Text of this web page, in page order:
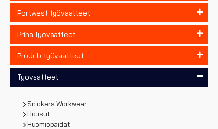
Portwest työvaatteet
Priha työvaatteet
ProJob työvaatteet
Työvaatteet
Snickers Workwear
Housut
Huomiopaidat